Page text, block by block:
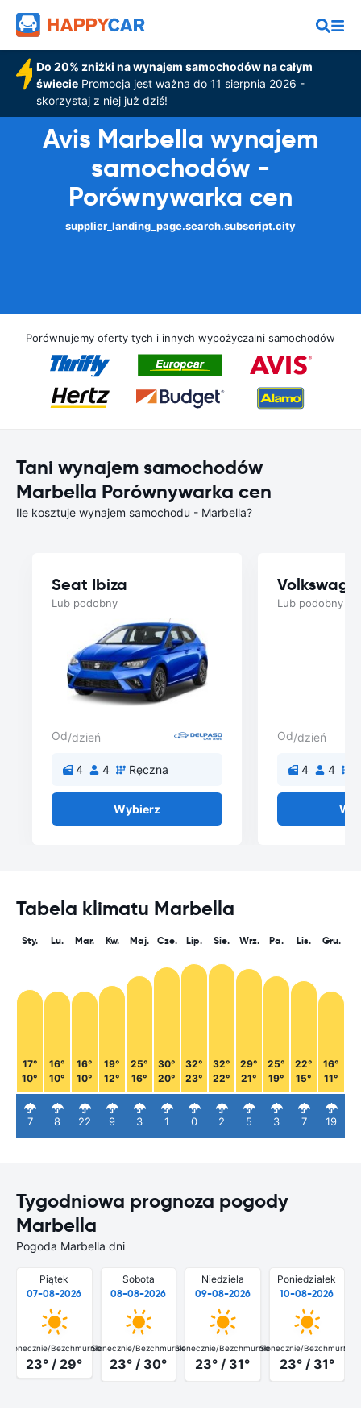
Do 20% zniżki na wynajem samochodów na całym
świeciePromocja jest ważna do 11 sierpnia 2026 -
skorzystaj z niej już dziś!
Avis Marbella wynajem
samochodów -
Porównywarka cen
supplier_landing_page.search.subscript.city
Porównujemy oferty tych i innych wypożyczalni samochodów
Tani wynajem samochodów
Marbella Porównywarka cen
Ile kosztuje wynajem samochodu - Marbella?
Seat Ibiza
Lub podobny
Od/dzień
4 4 Ręczna
Wybierz
Lub podobny
Od/dzień
4 4
Tabela klimatu Marbella
Sty.
17°
10°
7
Lu.
16°
10°
8
Mar.
16°
10°
22
Kw.
19°
12°
9
Maj.
25°
16°
3
Cze.
30°
20°
1
Lip.
32°
23°
0
Sie.
32°
22°
2
Wrz.
29°
21°
5
Pa.
25°
19°
3
Lis.
22°
15°
7
Gru.
16°
11°
19
Tygodniowa prognoza pogody
Marbella
Pogoda Marbella dni
Piątek
07-08-2026
Słonecznie/Bezchmurnie
23° / 29°
Sobota
08-08-2026
Słonecznie/Bezchmurnie
23° / 30°
Niedziela
09-08-2026
Słonecznie/Bezchmurnie
23° / 31°
Poniedziałek
10-08-2026
Słonecznie/Bezchmurnie
23° / 31°